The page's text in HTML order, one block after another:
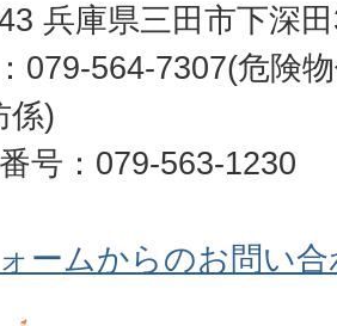
兵庫県三田市下深
079-564-7307(危険
係)
号：079-563-1230
ームからのお問い